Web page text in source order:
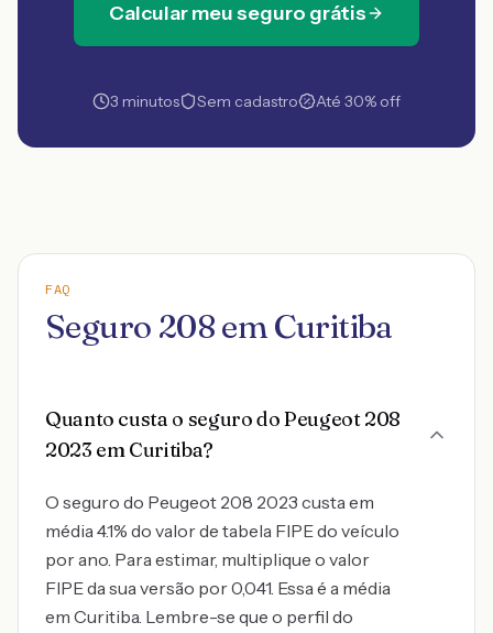
Calcular meu seguro grátis
3 minutos Sem cadastro Até 30% off
FAQ
Seguro 208 em Curitiba
Quanto custa o seguro do Peugeot 208
2023 em Curitiba?
O seguro do Peugeot 208 2023 custa em
média 4.1% do valor de tabela FIPE do veículo
por ano. Para estimar, multiplique o valor
FIPE da sua versão por 0,041. Essa é a média
em Curitiba. Lembre-se que o perfil do